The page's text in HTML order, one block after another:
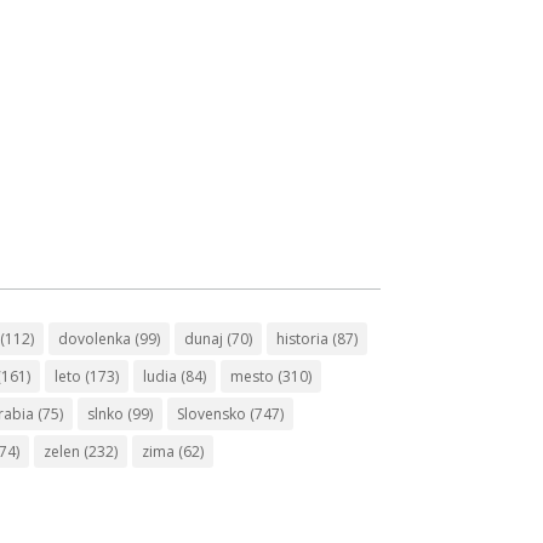
(112) dovolenka (99) dunaj (70) historia (87)
leto (173) ludia (84) mesto (310)
(75) slnko (99) Slovensko (747)
zelen (232) zima (62)